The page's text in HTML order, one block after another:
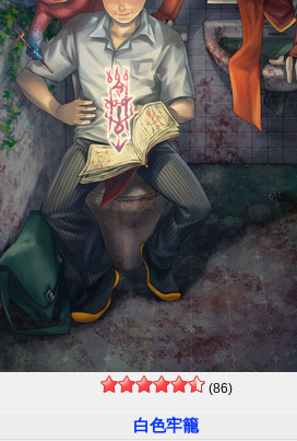
(86)
白色牢籠